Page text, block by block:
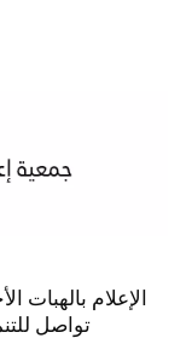
الإعلام بالهبات
تواصل للتنمية